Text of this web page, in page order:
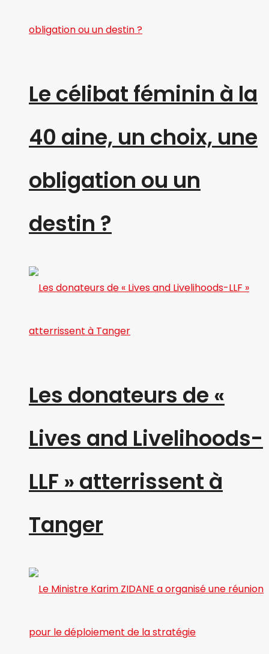
Le célibat féminin à la
40 aine, un choix, une
obligation ou un
destin ?
Les donateurs de «
Lives and Livelihoods-
LLF » atterrissent à
Tanger